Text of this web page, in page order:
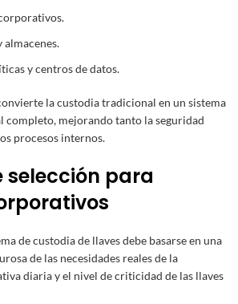
y centros de datos.
la custodia tradicional en un sistema
completo, mejorando tanto la seguridad
procesos internos.
selección para
de custodia de llaves debe basarse en una
de las necesidades reales de la
diaria y el nivel de criticidad de las llaves